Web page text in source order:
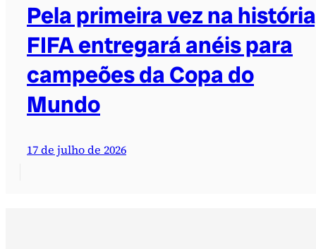
Pela primeira vez na
FIFA entregará anéis para
campeões da Copa do
Mundo
17 de julho de 2026